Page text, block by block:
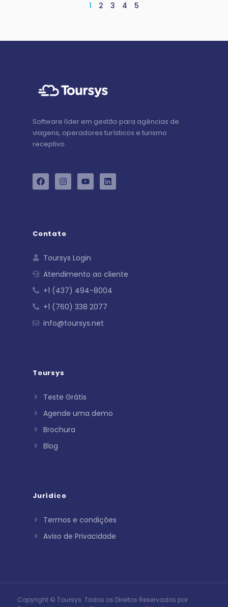
1 2 3 4 5
Software líder em gestão para agências de
viagens, operadores turísticos e turismo
receptivo.
Contato
Toursys Login
Atendimento ao cliente
+1 (437) 494-8004
+1 (760) 338 2077
info@toursys.net
Toursys
Teste Grátis
Agende uma demo
Brochura
Blog
Jurídico
Termos e condições
Aviso de Privacidade
Copyright © Toursys. Todos os Direitos Reservados por